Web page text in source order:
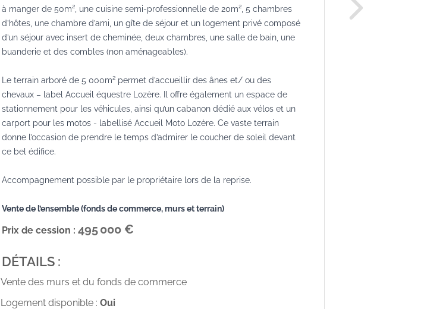
à manger de 50m², une cuisine semi-professionnelle de 20m², 5 chambres
d’hôtes, une chambre d’ami, un gîte de séjour et un logement privé composé
d’un séjour avec insert de cheminée, deux chambres, une salle de bain, une
buanderie et des combles (non aménageables).
Le terrain arboré de 5 000m² permet d’accueillir des ânes et/ ou des
chevaux – label Accueil équestre Lozère. Il offre également un espace de
stationnement pour les véhicules, ainsi qu’un cabanon dédié aux vélos et un
carport pour les motos - labellisé Accueil Moto Lozère. Ce vaste terrain
donne l’occasion de prendre le temps d’admirer le coucher de soleil devant
ce bel édifice.
Accompagnement possible par le propriétaire lors de la reprise.
Vente de l’ensemble (fonds de commerce, murs et terrain)
Prix de cession : 495 000 €
DÉTAILS :
Vente des murs et du fonds de commerce
Logement disponible : Oui